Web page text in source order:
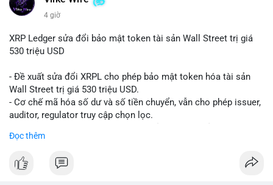
4 giờ
XRP Ledger sửa đổi bảo mật token tài sản Wall Street trị giá
530 triệu USD
- Đề xuất sửa đổi XRPL cho phép bảo mật token hóa tài sản
Wall Street trị giá 530 triệu USD.
- Cơ chế mã hóa số dư và số tiền chuyển, vẫn cho phép issuer,
auditor, regulator truy cập chọn lọc.
tài chính.
chức tài chính.
Đọc thêm